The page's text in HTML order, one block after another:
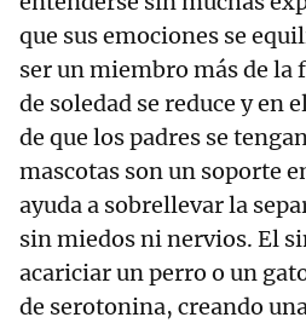
que sus emociones se
ser un miembro más de la
de soledad se reduce y en
de que los padres se
mascotas son un soporte
ayuda a sobrellevar la
sin miedos ni nervios. El
acariciar un perro o un
de serotonina, creando